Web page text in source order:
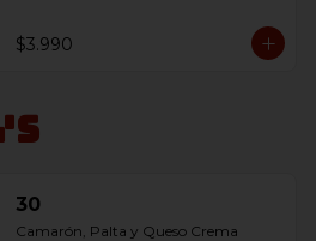
$3.990
30
Camarón, Palta y Queso Crema